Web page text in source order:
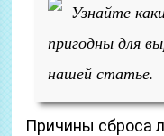
Узнайте
пригодны для
нашей статье.
Причины сброса